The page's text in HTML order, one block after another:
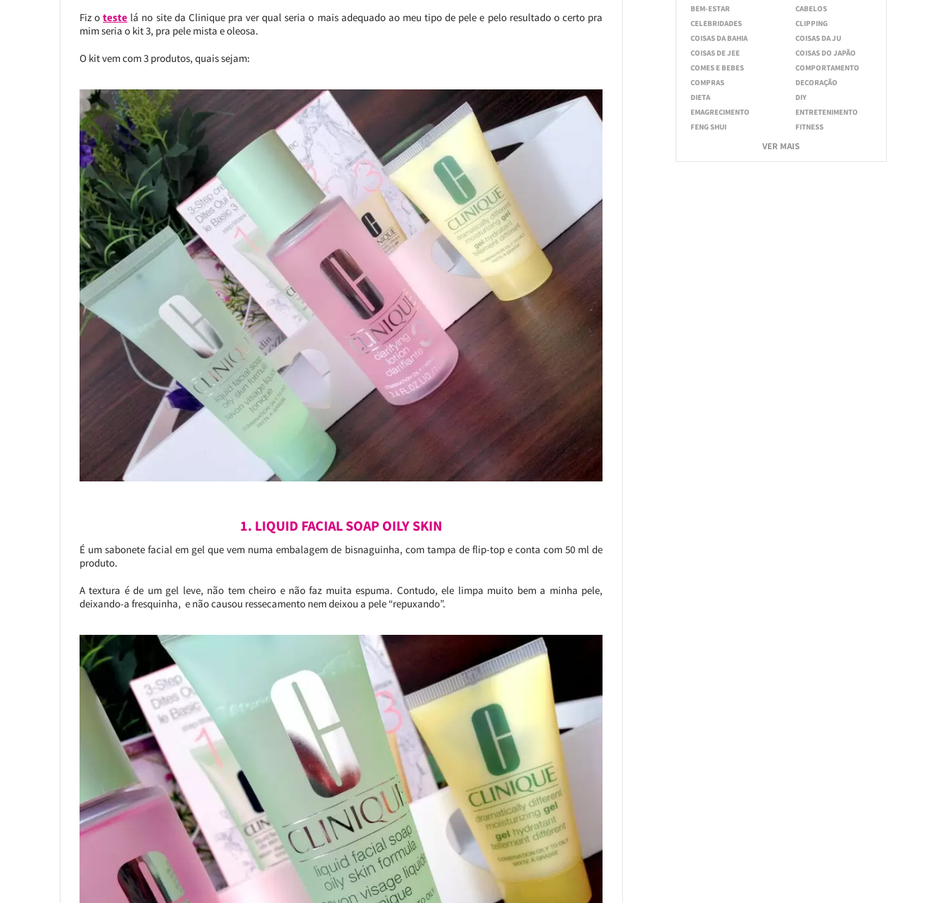
Fiz oteste lá no site da Clinique pra ver qual seria o mais adequado ao meu tipo de pele e pelo resultado o certo pra
mim seria o kit 3, pra pele mista e oleosa.
O kit vem com 3 produtos, quais sejam:
1. LIQUID FACIAL SOAP OILY SKIN
É um sabonete facial em gel que vem numa embalagem de bisnaguinha, com tampa de flip-top e conta com 50 ml de
produto.
A textura é de um gel leve, não tem cheiro e não faz muita espuma. Contudo, ele limpa muito bem a minha pele,
deixando-a fresquinha, e não causou ressecamento nem deixou a pele “repuxando”.
BEM-ESTAR
CABELOS
CELEBRIDADES
CLIPPING
COISAS DA BAHIA
COISAS DA JU
COISAS DE JEE
COISAS DO JAPÃO
COMES E BEBES
COMPORTAMENTO
COMPRAS
DECORAÇÃO
DIETA
DIY
EMAGRECIMENTO
ENTRETENIMENTO
FENG SHUI
FITNESS
VER MAIS